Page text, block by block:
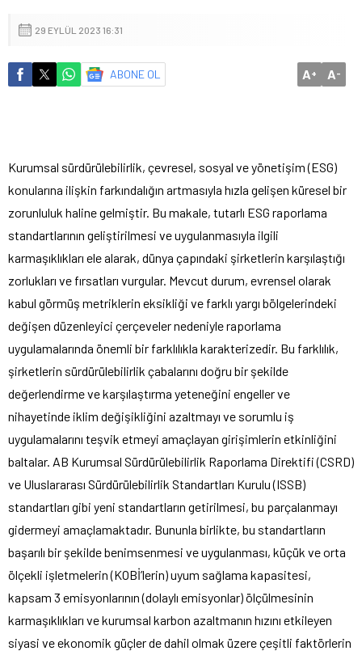
29 EYLÜL 2023 16:31
ABONE OL A+ A-
Kurumsal sürdürülebilirlik, çevresel, sosyal ve yönetişim (ESG)
konularına ilişkin farkındalığın artmasıyla hızla gelişen küresel bir
zorunluluk haline gelmiştir. Bu makale, tutarlı ESG raporlama
standartlarının geliştirilmesi ve uygulanmasıyla ilgili
karmaşıklıkları ele alarak, dünya çapındaki şirketlerin karşılaştığı
zorlukları ve fırsatları vurgular. Mevcut durum, evrensel olarak
kabul görmüş metriklerin eksikliği ve farklı yargı bölgelerindeki
değişen düzenleyici çerçeveler nedeniyle raporlama
uygulamalarında önemli bir farklılıkla karakterizedir. Bu farklılık,
şirketlerin sürdürülebilirlik çabalarını doğru bir şekilde
değerlendirme ve karşılaştırma yeteneğini engeller ve
nihayetinde iklim değişikliğini azaltmayı ve sorumlu iş
uygulamalarını teşvik etmeyi amaçlayan girişimlerin etkinliğini
baltalar. AB Kurumsal Sürdürülebilirlik Raporlama Direktifi (CSRD)
ve Uluslararası Sürdürülebilirlik Standartları Kurulu (ISSB)
standartları gibi yeni standartların getirilmesi, bu parçalanmayı
gidermeyi amaçlamaktadır. Bununla birlikte, bu standartların
başarılı bir şekilde benimsenmesi ve uygulanması, küçük ve orta
ölçekli işletmelerin (KOBİ’lerin) uyum sağlama kapasitesi,
kapsam 3 emisyonlarının (dolaylı emisyonlar) ölçülmesinin
karmaşıklıkları ve kurumsal karbon azaltmanın hızını etkileyen
siyasi ve ekonomik güçler de dahil olmak üzere çeşitli faktörlerin